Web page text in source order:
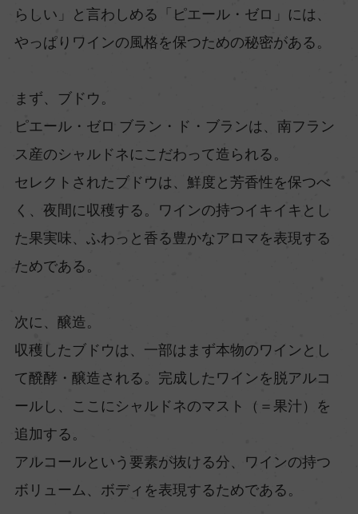
らしい」と言わしめる「ピエール・ゼロ」には、
やっぱりワインの風格を保つための秘密がある。
まず、ブドウ。
ピエール・ゼロ ブラン・ド・ブランは、南フラン
ス産のシャルドネにこだわって造られる。
セレクトされたブドウは、鮮度と芳香性を保つべ
く、夜間に収穫する。ワインの持つイキイキとし
た果実味、ふわっと香る豊かなアロマを表現する
ためである。
次に、醸造。
収穫したブドウは、一部はまず本物のワインとし
て醗酵・醸造される。完成したワインを脱アルコ
ールし、ここにシャルドネのマスト（＝果汁）を
追加する。
アルコールという要素が抜ける分、ワインの持つ
ボリューム、ボディを表現するためである。